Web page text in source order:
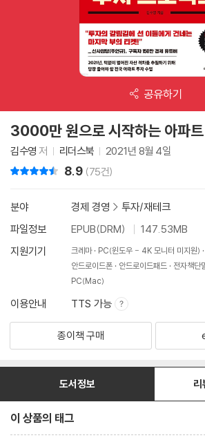
공유하기
3000만 원으로 시작하는 아파
김수영 저 리더스북 2021년 8월 4일
8.9 (75건)
분야 경제 경영 > 투자/재테크
파일정보
EPUB(DRM)
147.53MB
지원기기
크레마 PC(윈도우 - 4K 모니터 미지원)
안드로이드폰
안드로이드패드
전자책단
PC(Mac)
이용안내 TTS 가능
종이책 구매
도서정보
이 상품의 태그